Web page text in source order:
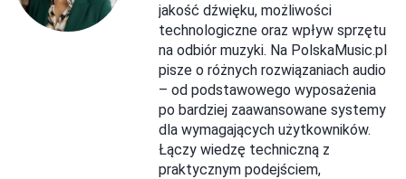
jakość dźwięku, możliwości
technologiczne oraz wpływ sprzętu
na odbiór muzyki. Na PolskaMusic.pl
pisze o różnych rozwiązaniach audio
– od podstawowego wyposażenia
po bardziej zaawansowane systemy
dla wymagających użytkowników.
Łączy wiedzę techniczną z
praktycznym podejściem,